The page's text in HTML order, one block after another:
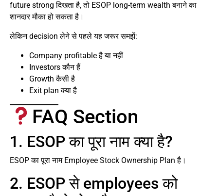
future strong दिखता है, तो ESOP long-term wealth बनाने का
शानदार मौका हो सकता है।
लेकिन decision लेने से पहले यह जरूर समझें:
Company profitable है या नहीं
Investors कौन हैं
Growth कैसी है
Exit plan क्या है
FAQ Section
1. ESOP का पूरा नाम क्या है?
ESOP का पूरा नाम Employee Stock Ownership Plan है।
2. ESOP से employees को